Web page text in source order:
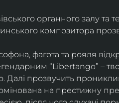
органного залу та
композитора
фагота та рояля
“Libertango” –
Далі прозвучить
на престижну